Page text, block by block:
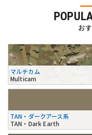
お
マルチカム
Multicam
TAN・ダークアース系
TAN・Dark Earth